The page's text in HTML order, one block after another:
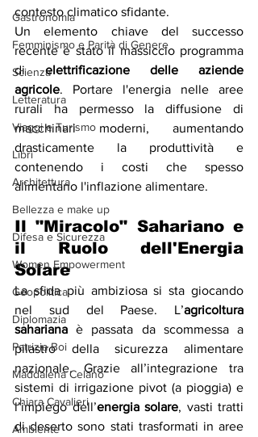
Gastronomia
Femminismo e Parità di Genere
Scienza
Letteratura
Viaggi e Turismo
Libri
Architettura
Bellezza e make up
Difesa e Sicurezza
Women Empowerment
Geopolitica
Diplomazia
Patrizia Boi
Maddalena Celano
Chiara Cavalieri
Ambiente
contesto climatico sfidante.
Un elemento chiave del successo
recente è stato il massiccio programma
di elettrificazione delle aziende
agricole. Portare l'energia nelle aree
rurali ha permesso la diffusione di
macchinari moderni, aumentando
drasticamente la produttività e
contenendo i costi che spesso
alimentano l'inflazione alimentare.
Il "Miracolo" Sahariano e
il Ruolo dell'Energia
Solare
La sfida più ambiziosa si sta giocando
nel sud del Paese. L’agricoltura
sahariana è passata da scommessa a
pilastro della sicurezza alimentare
nazionale. Grazie all’integrazione tra
sistemi di irrigazione pivot (a pioggia) e
l’impiego dell’energia solare, vasti tratti
di deserto sono stati trasformati in aree